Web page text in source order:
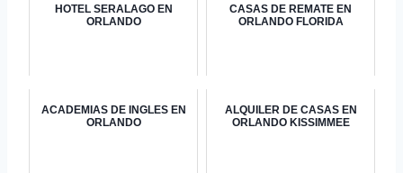
HOTEL SERALAGO EN
ORLANDO
CASAS DE REMATE EN
ORLANDO FLORIDA
ACADEMIAS DE INGLES EN
ORLANDO
ALQUILER DE CASAS EN
ORLANDO KISSIMMEE